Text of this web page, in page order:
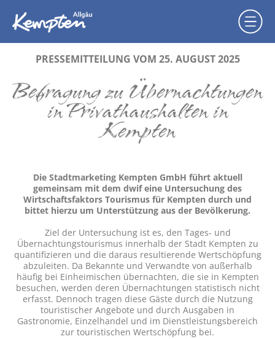
PRESSEMITTEILUNG VOM 25. AUGUST 2025
Befragung zu Übernachtungen
in Privathaushalten in
Kempten
Die Stadtmarketing Kempten GmbH führt aktuell
gemeinsam mit dem dwif eine Untersuchung des
Wirtschaftsfaktors Tourismus für Kempten durch und
bittet hierzu um Unterstützung aus der Bevölkerung.
Ziel der Untersuchung ist es, den Tages- und
Übernachtungstourismus innerhalb der Stadt Kempten zu
quantifizieren und die daraus resultierende Wertschöpfung
abzuleiten. Da Bekannte und Verwandte von außerhalb
häufig bei Einheimischen übernachten, die sie in Kempten
besuchen, werden deren Übernachtungen statistisch nicht
erfasst. Dennoch tragen diese Gäste durch die Nutzung
touristischer Angebote und durch Ausgaben in
Gastronomie, Einzelhandel und im Dienstleistungsbereich
zur touristischen Wertschöpfung bei.